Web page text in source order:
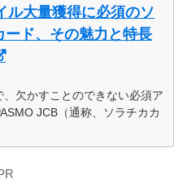
ル大量獲得に必須のソ
ード、その魅力と特長
欠かすことのできない必須ア
JCB（通称、ソラチカカ